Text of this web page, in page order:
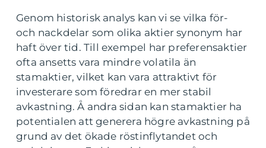
Genom historisk analys kan vi se vilka för-
och nackdelar som olika aktier synonym har
haft över tid. Till exempel har preferensaktier
ofta ansetts vara mindre volatila än
stamaktier, vilket kan vara attraktivt för
investerare som föredrar en mer stabil
avkastning. Å andra sidan kan stamaktier ha
potentialen att generera högre avkastning på
grund av det ökade röstinflytandet och